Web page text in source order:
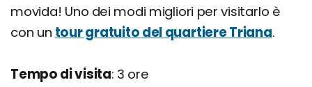
movida! Uno dei modi migliori per visitarlo è
con un tour gratuito del quartiere Triana.
Tempo di visita: 3 ore